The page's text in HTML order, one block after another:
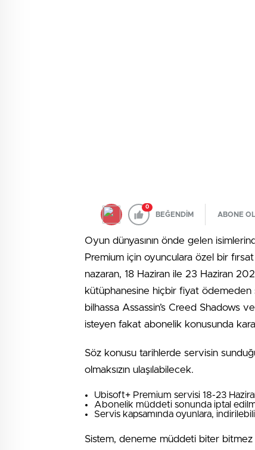
0
BEĞENDİM ABONE OL
Oyun dünyasının önde gelen
Premium için oyunculara özel bir fırsat
nazaran, 18 Haziran ile 23 Haziran
kütüphanesine hiçbir fiyat ödemeden
bilhassa Assassin’s Creed Shadows
isteyen fakat abonelik konusunda
Söz konusu tarihlerde servisin
olmaksızın ulaşılabilecek.
Ubisoft+ Premium servisi 18-23
Abonelik müddeti sonunda iptal
Servis kapsamında oyunlara,
Sistem, deneme müddeti biter